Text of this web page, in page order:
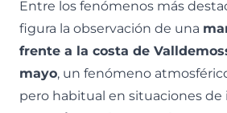
Entre los fenómenos más
figura la observación de una
frente a la costa de
mayo, un fenómeno
pero habitual en situaciones de